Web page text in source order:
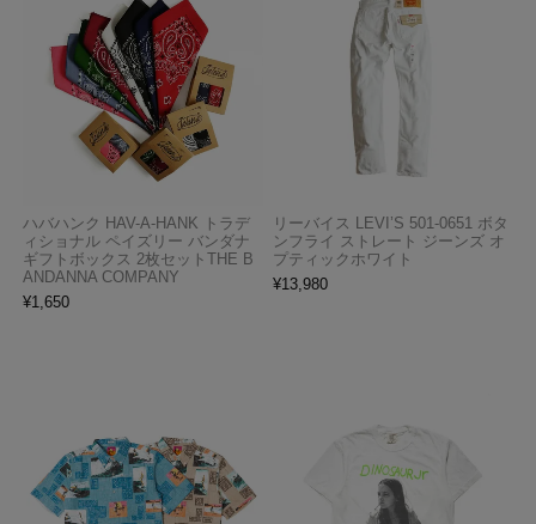
ハバハンク HAV-A-HANK トラデ
ィショナル ペイズリー バンダナ
ギフトボックス 2枚セットTHE B
ANDANNA COMPANY
¥1,650
リーバイス LEVI’S 501-0651 ボタ
ンフライ ストレート ジーンズ オ
プティックホワイト
¥13,980